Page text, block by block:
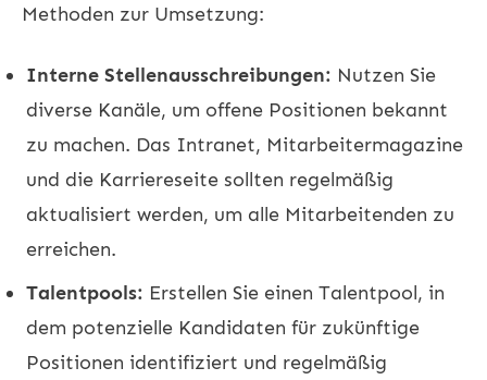
Methoden zur Umsetzung:
Interne Stellenausschreibungen: Nutzen Sie
diverse Kanäle, um offene Positionen bekannt
zu machen. Das Intranet, Mitarbeitermagazine
und die Karriereseite sollten regelmäßig
aktualisiert werden, um alle Mitarbeitenden zu
erreichen.
Talentpools: Erstellen Sie einen Talentpool, in
dem potenzielle Kandidaten für zukünftige
Positionen identifiziert und regelmäßig